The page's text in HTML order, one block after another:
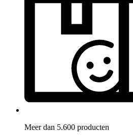
Meer dan 5.600 producten